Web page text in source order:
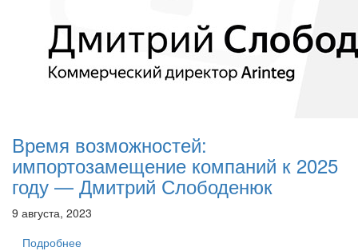
Время возможностей:
импортозамещение компаний к 2025
году — Дмитрий Слободенюк
9 августа, 2023
Подробнее